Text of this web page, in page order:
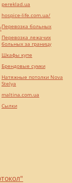
pereklad.ua
hospice-life.com.ua/
Перевозка больных
Перевозка лежачих
больных за границу
Шкафы купе
Брендовые сумки
Натяжные потолки Nova
Stelya
maltina.com.ua
Cылки